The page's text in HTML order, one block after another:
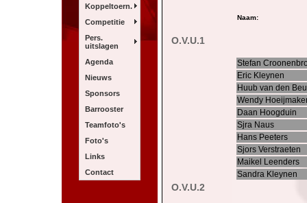
Koppeltoern.
Competitie
Pers.
uitslagen
Agenda
Nieuws
Sponsors
Barrooster
Teamfoto's
Foto's
Links
Contact
Naam:
O.V.U.1
Stefan
Eric Kleynen
Huub van den
Wendy
Daan Hoogduin
Sjra Naus
Hans Peeters
Sjors Verstraeten
Maikel Leenders
Sandra Kleynen
O.V.U.2